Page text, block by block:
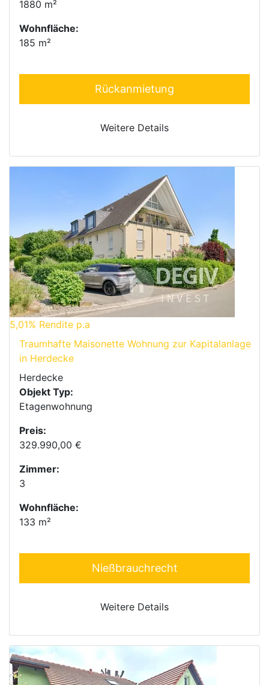
1880 m²
Wohnfläche:
185 m²
Rückanmietung
Weitere Details
5,01% Rendite p.a
Traumhafte Maisonette Wohnung zur Kapitalanlage
in Herdecke
Herdecke
Objekt Typ:
Etagenwohnung
Preis:
329.990,00 €
Zimmer:
3
Wohnfläche:
133 m²
Nießbrauchrecht
Weitere Details